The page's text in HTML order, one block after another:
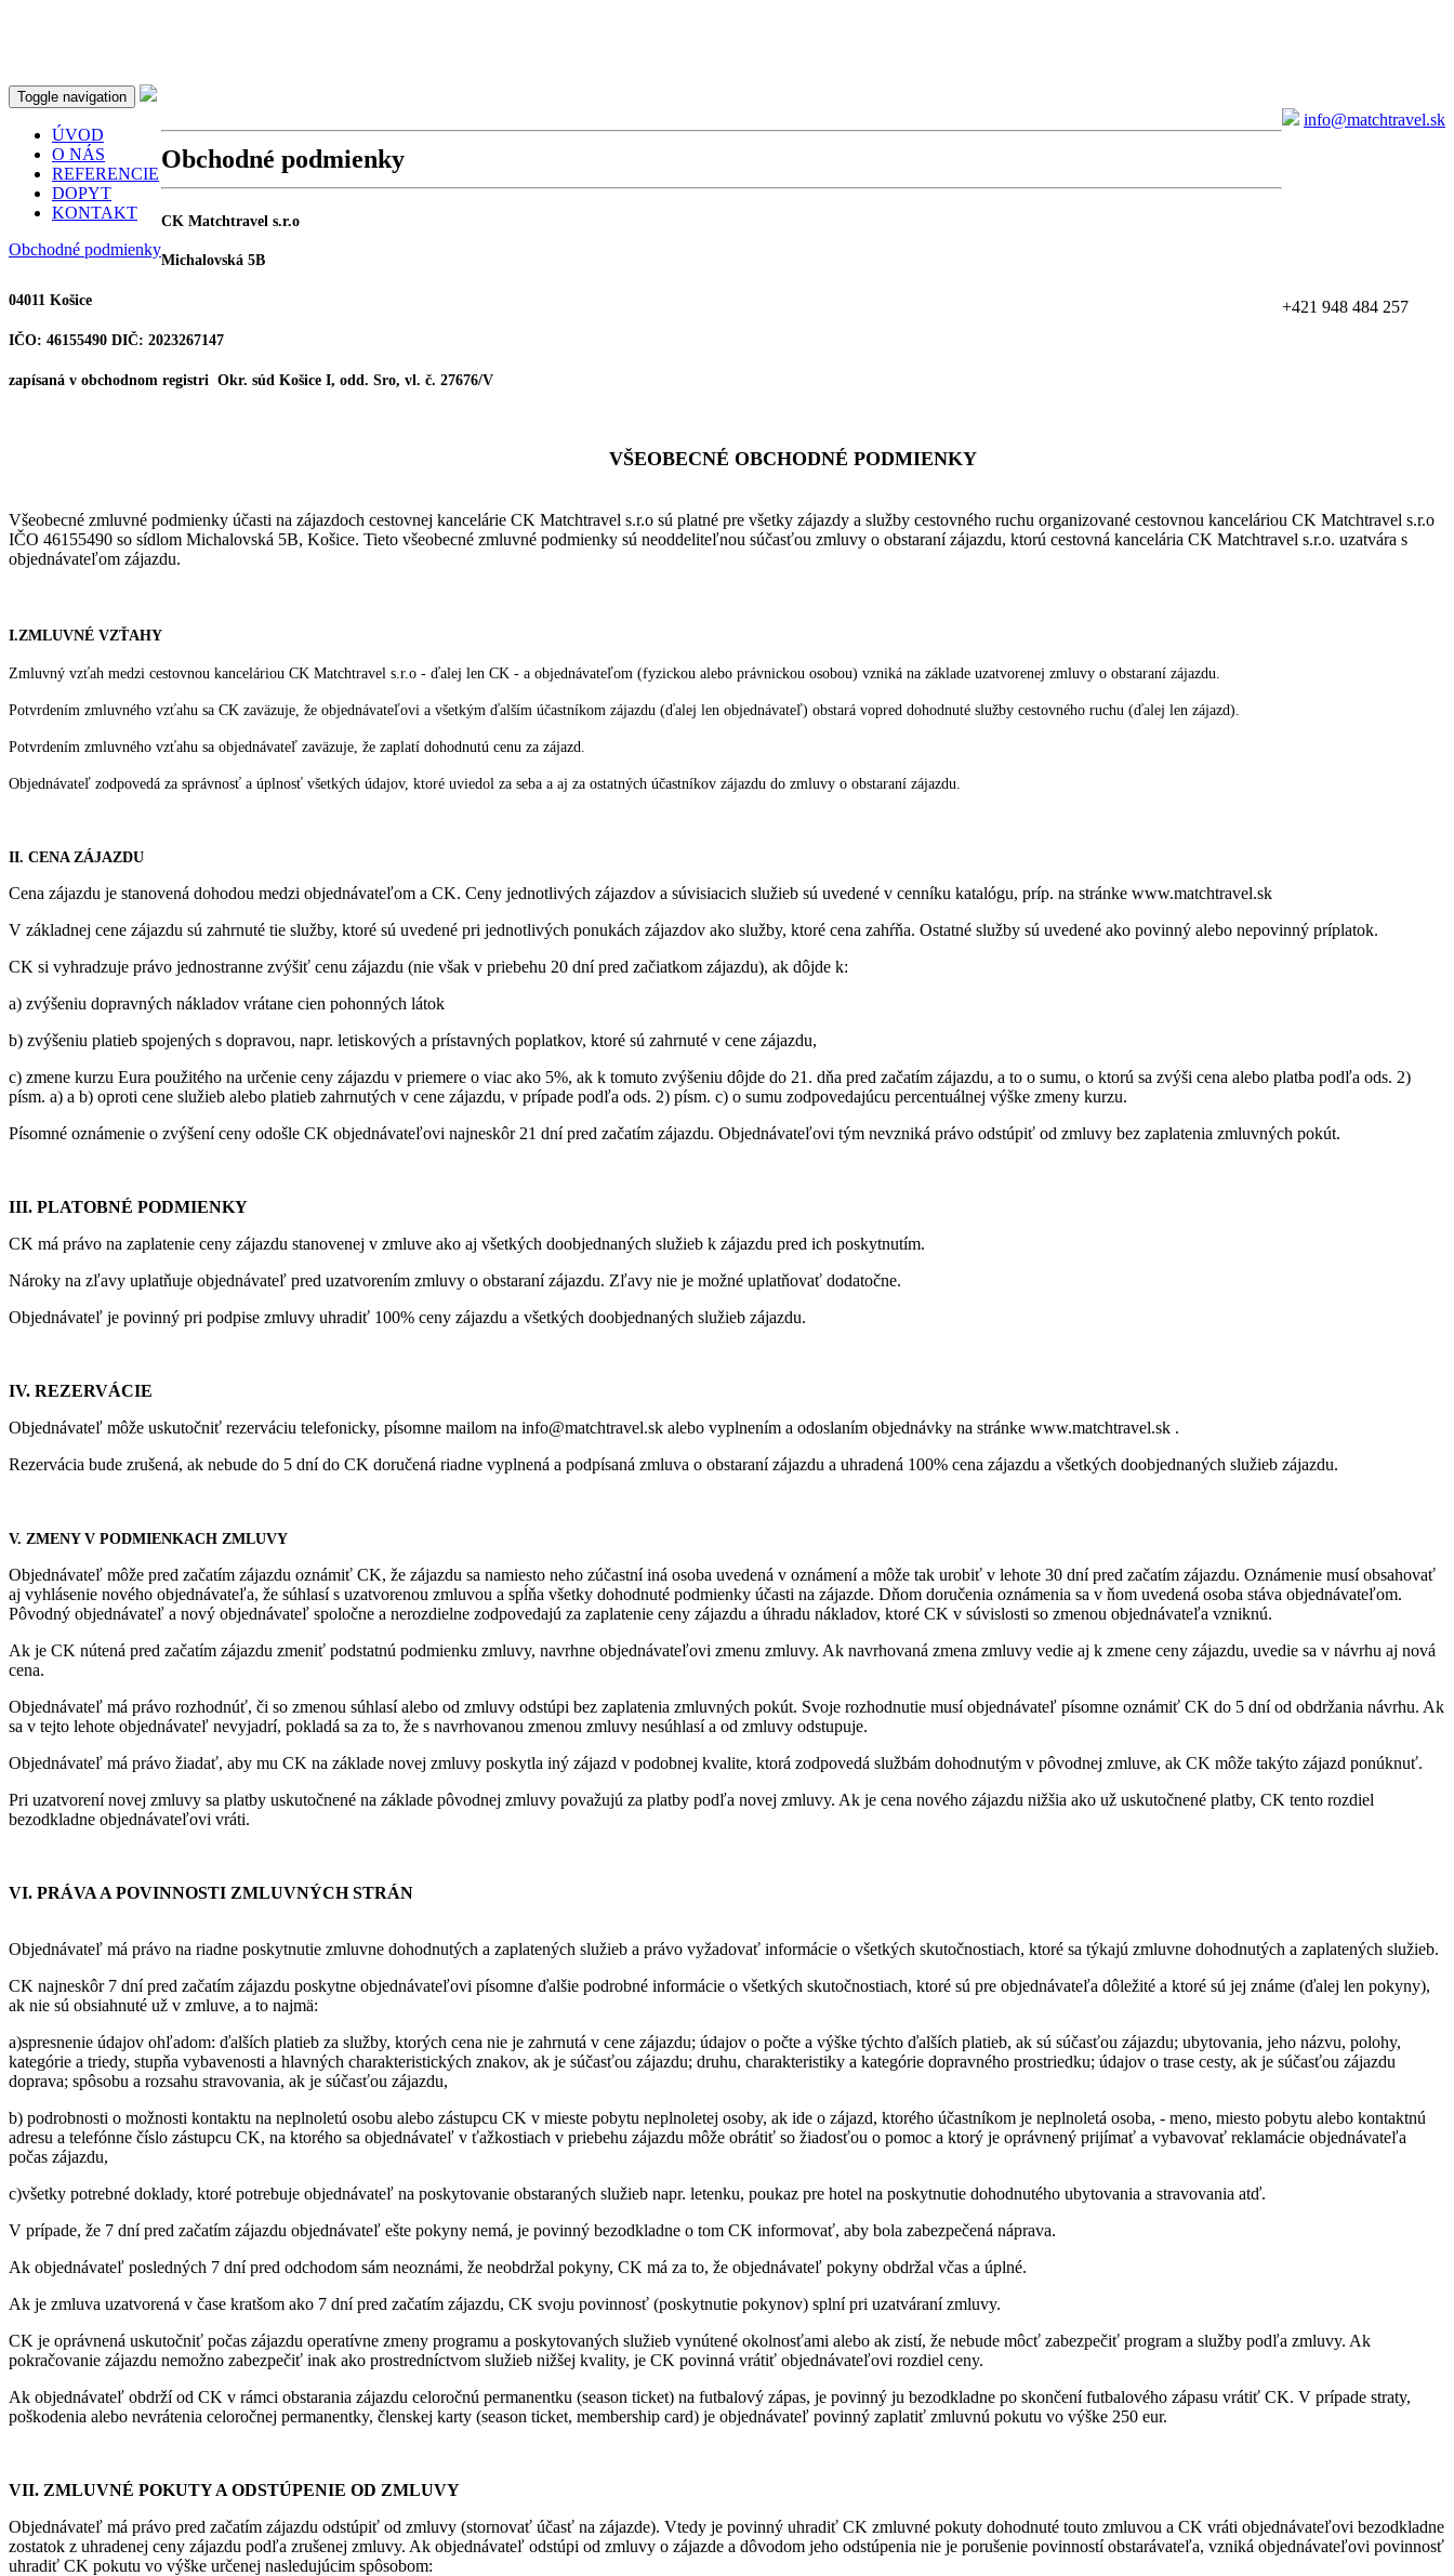
Toggle navigation
ÚVOD
O NÁS
REFERENCIE
DOPYT
KONTAKT
Obchodné podmienky
info@matchtravel.sk
+421 948 484 257
Obchodné podmienky
CK Matchtravel s.r.o
Michalovská 5B
04011 Košice
IČO: 46155490 DIČ: 2023267147
zapísaná v obchodnom registri Okr. súd Košice I, odd. Sro, vl. č. 27676/V
VŠEOBECNÉ OBCHODNÉ PODMIENKY
Všeobecné zmluvné podmienky účasti na zájazdoch cestovnej kancelárie CK Matchtravel s.r.o sú platné pre všetky zájazdy a služby cestovného ruchu organizované cestovnou kanceláriou CK Matchtravel s.r.o
IČO 46155490 so sídlom Michalovská 5B, Košice. Tieto všeobecné zmluvné podmienky sú neoddeliteľnou súčasťou zmluvy o obstaraní zájazdu, ktorú cestovná kancelária CK Matchtravel s.r.o. uzatvára s
objednávateľom zájazdu.
I.ZMLUVNÉ VZŤAHY
Zmluvný vzťah medzi cestovnou kanceláriou CK Matchtravel s.r.o - ďalej len CK - a objednávateľom (fyzickou alebo právnickou osobou) vzniká na základe uzatvorenej zmluvy o obstaraní zájazdu.
Potvrdením zmluvného vzťahu sa CK zaväzuje, že objednávateľovi a všetkým ďalším účastníkom zájazdu (ďalej len objednávateľ) obstará vopred dohodnuté služby cestovného ruchu (ďalej len zájazd).
Potvrdením zmluvného vzťahu sa objednávateľ zaväzuje, že zaplatí dohodnutú cenu za zájazd.
Objednávateľ zodpovedá za správnosť a úplnosť všetkých údajov, ktoré uviedol za seba a aj za ostatných účastníkov zájazdu do zmluvy o obstaraní zájazdu.
II. CENA ZÁJAZDU
Cena zájazdu je stanovená dohodou medzi objednávateľom a CK. Ceny jednotlivých zájazdov a súvisiacich služieb sú uvedené v cenníku katalógu, príp. na stránke www.matchtravel.sk
V základnej cene zájazdu sú zahrnuté tie služby, ktoré sú uvedené pri jednotlivých ponukách zájazdov ako služby, ktoré cena zahŕňa. Ostatné služby sú uvedené ako povinný alebo nepovinný príplatok.
CK si vyhradzuje právo jednostranne zvýšiť cenu zájazdu (nie však v priebehu 20 dní pred začiatkom zájazdu), ak dôjde k:
a) zvýšeniu dopravných nákladov vrátane cien pohonných látok
b) zvýšeniu platieb spojených s dopravou, napr. letiskových a prístavných poplatkov, ktoré sú zahrnuté v cene zájazdu,
c) zmene kurzu Eura použitého na určenie ceny zájazdu v priemere o viac ako 5%, ak k tomuto zvýšeniu dôjde do 21. dňa pred začatím zájazdu, a to o sumu, o ktorú sa zvýši cena alebo platba podľa ods. 2)
písm. a) a b) oproti cene služieb alebo platieb zahrnutých v cene zájazdu, v prípade podľa ods. 2) písm. c) o sumu zodpovedajúcu percentuálnej výške zmeny kurzu.
Písomné oznámenie o zvýšení ceny odošle CK objednávateľovi najneskôr 21 dní pred začatím zájazdu. Objednávateľovi tým nevzniká právo odstúpiť od zmluvy bez zaplatenia zmluvných pokút.
III. PLATOBNÉ PODMIENKY
CK má právo na zaplatenie ceny zájazdu stanovenej v zmluve ako aj všetkých doobjednaných služieb k zájazdu pred ich poskytnutím.
Nároky na zľavy uplatňuje objednávateľ pred uzatvorením zmluvy o obstaraní zájazdu. Zľavy nie je možné uplatňovať dodatočne.
Objednávateľ je povinný pri podpise zmluvy uhradiť 100% ceny zájazdu a všetkých doobjednaných služieb zájazdu.
IV. REZERVÁCIE
Objednávateľ môže uskutočniť rezerváciu telefonicky, písomne mailom na info@matchtravel.sk alebo vyplnením a odoslaním objednávky na stránke www.matchtravel.sk .
Rezervácia bude zrušená, ak nebude do 5 dní do CK doručená riadne vyplnená a podpísaná zmluva o obstaraní zájazdu a uhradená 100% cena zájazdu a všetkých doobjednaných služieb zájazdu.
V. ZMENY V PODMIENKACH ZMLUVY
Objednávateľ môže pred začatím zájazdu oznámiť CK, že zájazdu sa namiesto neho zúčastní iná osoba uvedená v oznámení a môže tak urobiť v lehote 30 dní pred začatím zájazdu. Oznámenie musí obsahovať
aj vyhlásenie nového objednávateľa, že súhlasí s uzatvorenou zmluvou a spĺňa všetky dohodnuté podmienky účasti na zájazde. Dňom doručenia oznámenia sa v ňom uvedená osoba stáva objednávateľom.
Pôvodný objednávateľ a nový objednávateľ spoločne a nerozdielne zodpovedajú za zaplatenie ceny zájazdu a úhradu nákladov, ktoré CK v súvislosti so zmenou objednávateľa vzniknú.
Ak je CK nútená pred začatím zájazdu zmeniť podstatnú podmienku zmluvy, navrhne objednávateľovi zmenu zmluvy. Ak navrhovaná zmena zmluvy vedie aj k zmene ceny zájazdu, uvedie sa v návrhu aj nová
cena.
Objednávateľ má právo rozhodnúť, či so zmenou súhlasí alebo od zmluvy odstúpi bez zaplatenia zmluvných pokút. Svoje rozhodnutie musí objednávateľ písomne oznámiť CK do 5 dní od obdržania návrhu. Ak
sa v tejto lehote objednávateľ nevyjadrí, pokladá sa za to, že s navrhovanou zmenou zmluvy nesúhlasí a od zmluvy odstupuje.
Objednávateľ má právo žiadať, aby mu CK na základe novej zmluvy poskytla iný zájazd v podobnej kvalite, ktorá zodpovedá službám dohodnutým v pôvodnej zmluve, ak CK môže takýto zájazd ponúknuť.
Pri uzatvorení novej zmluvy sa platby uskutočnené na základe pôvodnej zmluvy považujú za platby podľa novej zmluvy. Ak je cena nového zájazdu nižšia ako už uskutočnené platby, CK tento rozdiel
bezodkladne objednávateľovi vráti.
VI. PRÁVA A POVINNOSTI ZMLUVNÝCH STRÁN
Objednávateľ má právo na riadne poskytnutie zmluvne dohodnutých a zaplatených služieb a právo vyžadovať informácie o všetkých skutočnostiach, ktoré sa týkajú zmluvne dohodnutých a zaplatených služieb.
CK najneskôr 7 dní pred začatím zájazdu poskytne objednávateľovi písomne ďalšie podrobné informácie o všetkých skutočnostiach, ktoré sú pre objednávateľa dôležité a ktoré sú jej známe (ďalej len pokyny),
ak nie sú obsiahnuté už v zmluve, a to najmä:
a)spresnenie údajov ohľadom: ďalších platieb za služby, ktorých cena nie je zahrnutá v cene zájazdu; údajov o počte a výške týchto ďalších platieb, ak sú súčasťou zájazdu; ubytovania, jeho názvu, polohy,
kategórie a triedy, stupňa vybavenosti a hlavných charakteristických znakov, ak je súčasťou zájazdu; druhu, charakteristiky a kategórie dopravného prostriedku; údajov o trase cesty, ak je súčasťou zájazdu
doprava; spôsobu a rozsahu stravovania, ak je súčasťou zájazdu,
b) podrobnosti o možnosti kontaktu na neplnoletú osobu alebo zástupcu CK v mieste pobytu neplnoletej osoby, ak ide o zájazd, ktorého účastníkom je neplnoletá osoba, - meno, miesto pobytu alebo kontaktnú
adresu a telefónne číslo zástupcu CK, na ktorého sa objednávateľ v ťažkostiach v priebehu zájazdu môže obrátiť so žiadosťou o pomoc a ktorý je oprávnený prijímať a vybavovať reklamácie objednávateľa
počas zájazdu,
c)všetky potrebné doklady, ktoré potrebuje objednávateľ na poskytovanie obstaraných služieb napr. letenku, poukaz pre hotel na poskytnutie dohodnutého ubytovania a stravovania atď.
V prípade, že 7 dní pred začatím zájazdu objednávateľ ešte pokyny nemá, je povinný bezodkladne o tom CK informovať, aby bola zabezpečená náprava.
Ak objednávateľ posledných 7 dní pred odchodom sám neoznámi, že neobdržal pokyny, CK má za to, že objednávateľ pokyny obdržal včas a úplné.
Ak je zmluva uzatvorená v čase kratšom ako 7 dní pred začatím zájazdu, CK svoju povinnosť (poskytnutie pokynov) splní pri uzatváraní zmluvy.
CK je oprávnená uskutočniť počas zájazdu operatívne zmeny programu a poskytovaných služieb vynútené okolnosťami alebo ak zistí, že nebude môcť zabezpečiť program a služby podľa zmluvy. Ak
pokračovanie zájazdu nemožno zabezpečiť inak ako prostredníctvom služieb nižšej kvality, je CK povinná vrátiť objednávateľovi rozdiel ceny.
Ak objednávateľ obdrží od CK v rámci obstarania zájazdu celoročnú permanentku (season ticket) na futbalový zápas, je povinný ju bezodkladne po skončení futbalového zápasu vrátiť CK. V prípade straty,
poškodenia alebo nevrátenia celoročnej permanentky, členskej karty (season ticket, membership card) je objednávateľ povinný zaplatiť zmluvnú pokutu vo výške 250 eur.
VII. ZMLUVNÉ POKUTY A ODSTÚPENIE OD ZMLUVY
Objednávateľ má právo pred začatím zájazdu odstúpiť od zmluvy (stornovať účasť na zájazde). Vtedy je povinný uhradiť CK zmluvné pokuty dohodnuté touto zmluvou a CK vráti objednávateľovi bezodkladne
zostatok z uhradenej ceny zájazdu podľa zrušenej zmluvy. Ak objednávateľ odstúpi od zmluvy o zájazde a dôvodom jeho odstúpenia nie je porušenie povinností obstarávateľa, vzniká objednávateľovi povinnosť
uhradiť CK pokutu vo výške určenej nasledujúcim spôsobom: